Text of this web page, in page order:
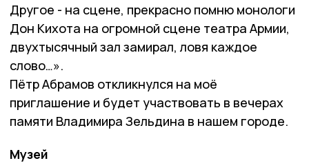
Другое - на сцене, прекрасно помню монологи
Дон Кихота на огромной сцене театра Армии,
двухтысячный зал замирал, ловя каждое
слово…».
Пётр Абрамов откликнулся на моё
приглашение и будет участвовать в вечерах
памяти Владимира Зельдина в нашем городе.
Музей